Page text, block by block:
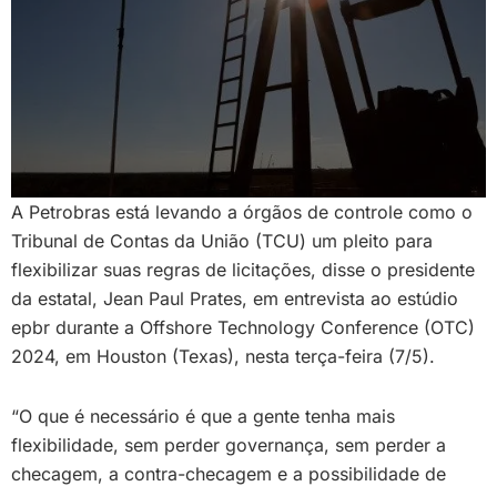
A Petrobras está levando a órgãos de controle como o
Tribunal de Contas da União (TCU) um pleito para
flexibilizar suas regras de licitações, disse o presidente
da estatal, Jean Paul Prates, em entrevista ao estúdio
epbr durante a Offshore Technology Conference (OTC)
2024, em Houston (Texas), nesta terça-feira (7/5).
“O que é necessário é que a gente tenha mais
flexibilidade, sem perder governança, sem perder a
checagem, a contra-checagem e a possibilidade de